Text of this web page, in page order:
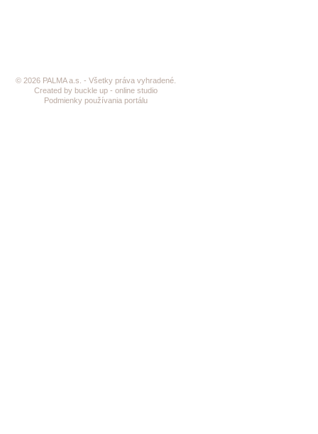
© 2026 PALMA a.s. - Všetky práva vyhradené.
Created by buckle up - online studio
Podmienky používania portálu